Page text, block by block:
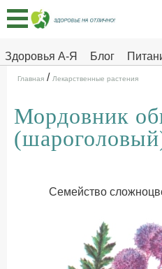
Здоровья А-Я Блог
Здоровье
Главная
Тесты
Про
ДЕТЯМ
Главная / Лекарственные растения
Мордовник
Семейство